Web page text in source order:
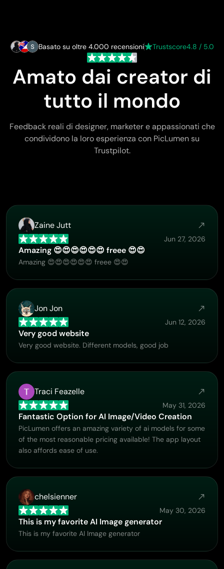
Basato su oltre 4.000 recensioni Trustscore4.8 / 5.0
Amato dai creator di
tutto il mondo
Feedback reali di designer, marketer e appassionati che
condividono la loro esperienza con PicLumen su
Trustpilot.
Zaine Jutt
Jun 27, 2026
Amazing 😍😍😍😍😍😍 freee 😍😍
Amazing 😍😍😍😍😍😍 freee 😍😍
Jon Jon
Jun 12, 2026
Very good website
Very good website. Different models, good job
Traci Feazelle
May 31, 2026
Fantastic Option for AI Image/Video Creation
PicLumen offers an amazing variety of ai models for some
of the most reasonable pricing available! The app layout
also affords ease of use.
chelsienner
May 30, 2026
This is my favorite AI Image generator
This is my favorite AI Image generator